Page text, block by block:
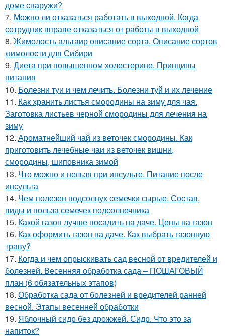
доме снаружи?
7. Можно ли отказаться работать в выходной. Когда
сотрудник вправе отказаться от работы в выходной
8. Жимолость альтаир описание сорта. Описание сортов
жимолости для Сибири
9. Диета при повышенном холестерине. Принципы
питания
10. Болезни туи и чем лечить. Болезни туй и их лечение
11. Как хранить листья смородины на зиму для чая.
Заготовка листьев черной смородины для лечения на
зиму
12. Ароматнейший чай из веточек смородины. Как
приготовить лечебные чаи из веточек вишни,
смородины, шиповника зимой
13. Что можно и нельзя при инсульте. Питание после
инсульта
14. Чем полезен подсолнух семечки сырые. Состав,
виды и польза семечек подсолнечника
15. Какой газон лучше посадить на даче. Цены на газон
16. Как оформить газон на даче. Как выбрать газонную
траву?
17. Когда и чем опрыскивать сад весной от вредителей и
болезней. Весенняя обработка сада – ПОШАГОВЫЙ
план (6 обязательных этапов)
18. Обработка сада от болезней и вредителей ранней
весной. Этапы весенней обработки
19. Яблочный сидр без дрожжей. Сидр. Что это за
напиток?